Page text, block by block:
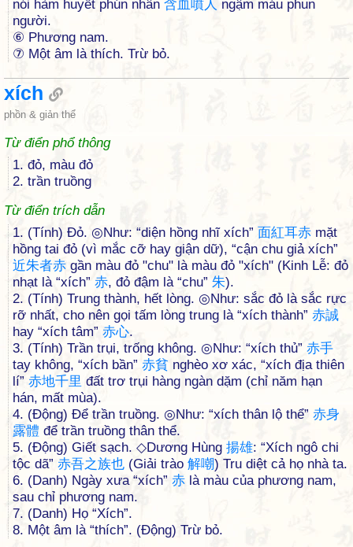
nói hàm huyết phún nhân 含血噴人 ngậm máu phun
người.
⑥ Phương nam.
⑦ Một âm là thích. Trừ bỏ.
xích
phồn & giản thể
Từ điển phổ thông
1. đỏ, màu đỏ
2. trần truồng
Từ điển trích dẫn
1. (Tính) Đỏ. ◎Như: “diện hồng nhĩ xích” 面紅耳赤 mặt
hồng tai đỏ (vì mắc cỡ hay giận dữ), “cận chu giả xích”
近朱者赤 gần màu đỏ "chu" là màu đỏ "xích" (Kinh Lễ: đỏ
nhạt là “xích” 赤, đỏ đậm là “chu” 朱).
2. (Tính) Trung thành, hết lòng. ◎Như: sắc đỏ là sắc rực
rỡ nhất, cho nên gọi tấm lòng trung là “xích thành” 赤誠
hay “xích tâm” 赤心.
3. (Tính) Trần trụi, trống không. ◎Như: “xích thủ” 赤手
tay không, “xích bần” 赤貧 nghèo xơ xác, “xích địa thiên
lí” 赤地千里 đất trơ trụi hàng ngàn dặm (chỉ năm hạn
hán, mất mùa).
4. (Động) Để trần truồng. ◎Như: “xích thân lộ thể” 赤身
露體 để trần truồng thân thể.
5. (Động) Giết sạch. ◇Dương Hùng 揚雄: “Xích ngô chi
tộc dã” 赤吾之族也 (Giải trào 解嘲) Tru diệt cả họ nhà ta.
6. (Danh) Ngày xưa “xích” 赤 là màu của phương nam,
sau chỉ phương nam.
7. (Danh) Họ “Xích”.
8. Một âm là “thích”. (Động) Trừ bỏ.